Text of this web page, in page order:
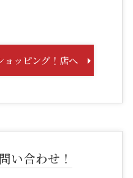
ョッピング！店へ
い合わせ！